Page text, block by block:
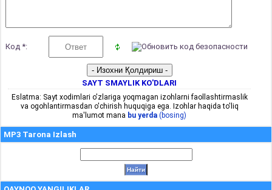
Код *:
SAYT SMAYLIK KO'DLARI
Eslatma: Sayt xodimlari o'zlariga yoqmagan izohlarni faollashtirmaslik
va ogohlantirmasdan o'chirish huquqiga ega. Izohlar haqida to'liq
ma'lumot mana bu yerda (bosing)
MP3 Tarona Izlash